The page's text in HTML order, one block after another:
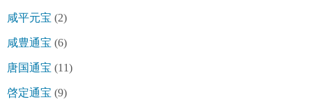
咸平元宝 (2)
咸豊通宝 (6)
唐国通宝 (11)
啓定通宝 (9)